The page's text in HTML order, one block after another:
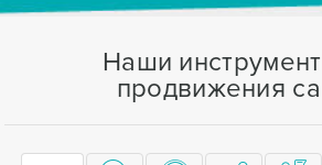
Наши
продвижения